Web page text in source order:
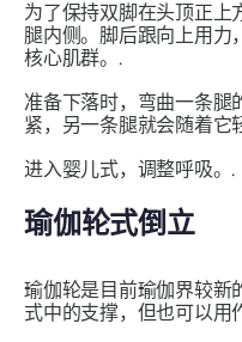
为了保持双脚在头顶正上
腿内侧。脚后跟向上用力
核心肌群。.
准备下落时，弯曲一条腿
紧，另一条腿就会随着它
进入婴儿式，调整呼吸。.
瑜伽轮式倒立
瑜伽轮是目前瑜伽界较新
式中的支撑，但也可以用